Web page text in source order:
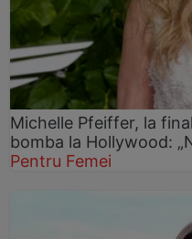
Michelle Pfeiffer, la
bomba la Hollywood:
Pentru Femei